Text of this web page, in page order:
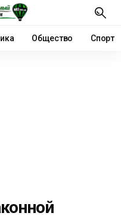
Общество Спорт